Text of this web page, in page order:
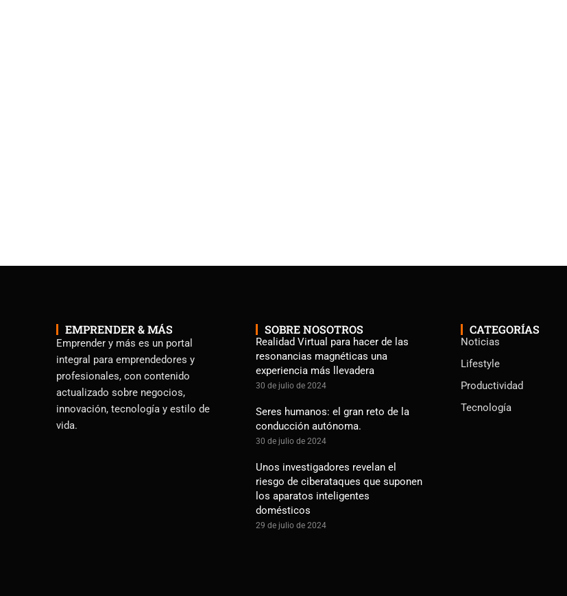
EMPRENDER & MÁS
Emprender y más es un portal
integral para emprendedores y
profesionales, con contenido
actualizado sobre negocios,
innovación, tecnología y estilo de
vida.
SOBRE NOSOTROS
Realidad Virtual para hacer de las
resonancias magnéticas una
experiencia más llevadera
30 de julio de 2024
Seres humanos: el gran reto de la
conducción autónoma.
30 de julio de 2024
Unos investigadores revelan el
riesgo de ciberataques que suponen
los aparatos inteligentes
domésticos
29 de julio de 2024
CATEGORÍAS
Noticias
Lifestyle
Productividad
Tecnología